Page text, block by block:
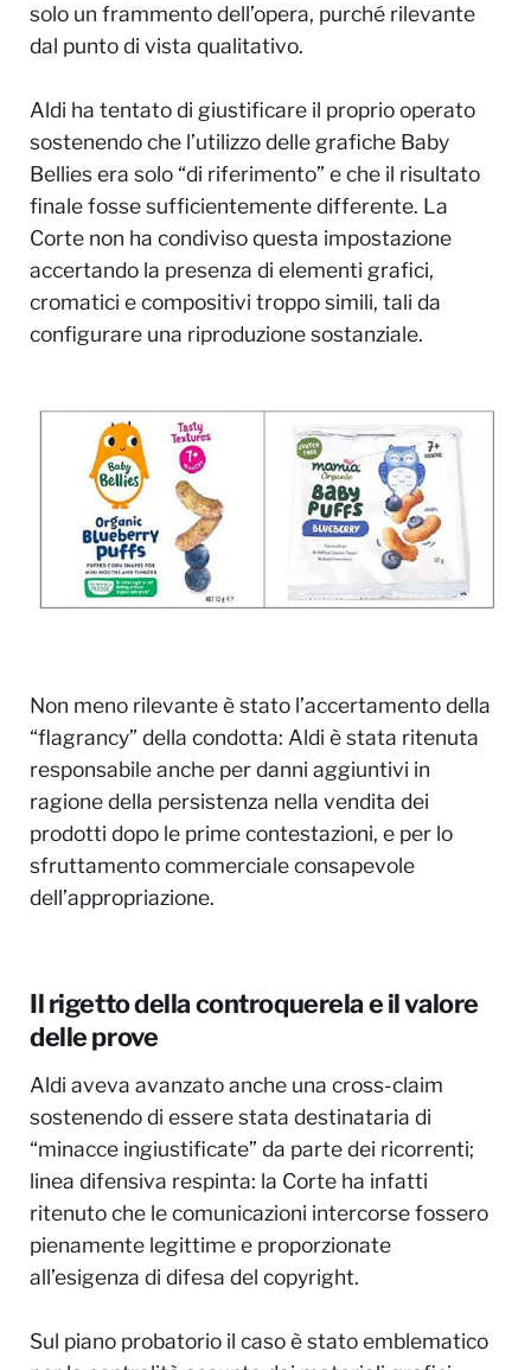
solo un frammento dell’opera, purché rilevante
dal punto di vista qualitativo.
Aldi ha tentato di giustificare il proprio operato
sostenendo che l’utilizzo delle grafiche Baby
Bellies era solo “di riferimento” e che il risultato
finale fosse sufficientemente differente. La
Corte non ha condiviso questa impostazione
accertando la presenza di elementi grafici,
cromatici e compositivi troppo simili, tali da
configurare una riproduzione sostanziale.
Non meno rilevante è stato l’accertamento della
“flagrancy” della condotta: Aldi è stata ritenuta
responsabile anche per danni aggiuntivi in
ragione della persistenza nella vendita dei
prodotti dopo le prime contestazioni, e per lo
sfruttamento commerciale consapevole
dell’appropriazione.
Il rigetto della controquerela e il valore
delle prove
Aldi aveva avanzato anche una cross-claim
sostenendo di essere stata destinataria di
“minacce ingiustificate” da parte dei ricorrenti;
linea difensiva respinta: la Corte ha infatti
ritenuto che le comunicazioni intercorse fossero
pienamente legittime e proporzionate
all’esigenza di difesa del copyright.
Sul piano probatorio il caso è stato emblematico